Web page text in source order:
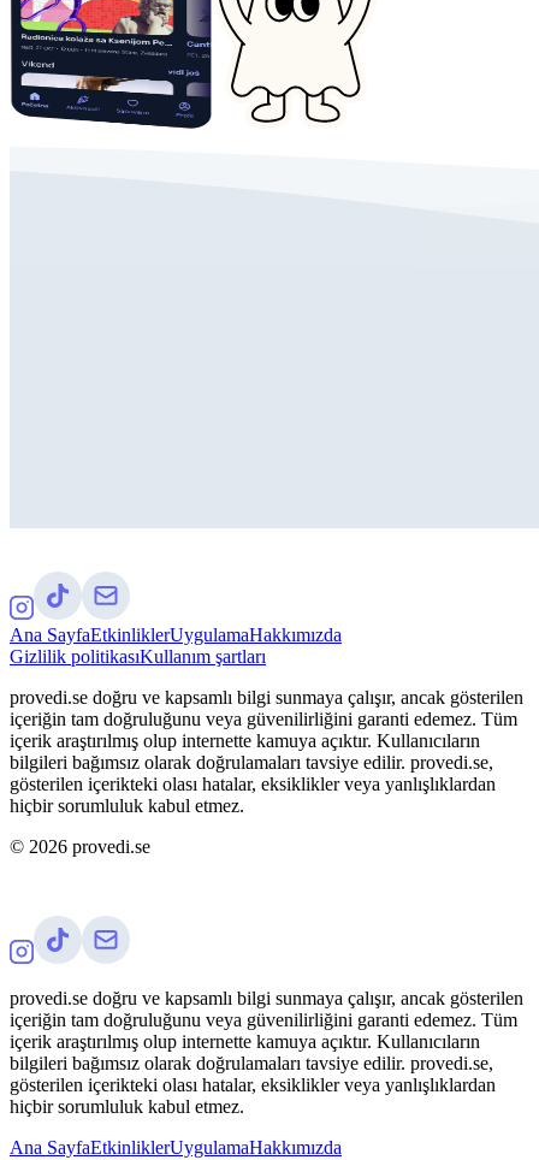
Ana SayfaEtkinliklerUygulamaHakkımızda
Gizlilik politikasıKullanım şartları
provedi.se doğru ve kapsamlı bilgi sunmaya çalışır, ancak gösterilen
içeriğin tam doğruluğunu veya güvenilirliğini garanti edemez. Tüm
içerik araştırılmış olup internette kamuya açıktır. Kullanıcıların
bilgileri bağımsız olarak doğrulamaları tavsiye edilir. provedi.se,
gösterilen içerikteki olası hatalar, eksiklikler veya yanlışlıklardan
hiçbir sorumluluk kabul etmez.
© 2026 provedi.se
provedi.se doğru ve kapsamlı bilgi sunmaya çalışır, ancak gösterilen
içeriğin tam doğruluğunu veya güvenilirliğini garanti edemez. Tüm
içerik araştırılmış olup internette kamuya açıktır. Kullanıcıların
bilgileri bağımsız olarak doğrulamaları tavsiye edilir. provedi.se,
gösterilen içerikteki olası hatalar, eksiklikler veya yanlışlıklardan
hiçbir sorumluluk kabul etmez.
Ana SayfaEtkinliklerUygulamaHakkımızda